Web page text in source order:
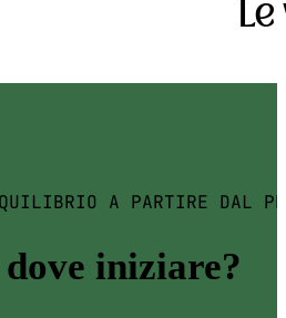
A PARTIRE DAL
iniziare?